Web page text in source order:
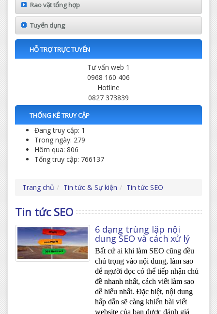
Rao vặt tổng hợp
Tuyển dụng
HỖ TRỢ TRỰC TUYẾN
Tư vấn web 1
0968 160 406
Hotline
0827 373839
THỐNG KÊ TRUY CẬP
Đang truy cập: 1
Trong ngày: 279
Hôm qua: 806
Tổng truy cập: 766137
Trang chủ Tin tức & Sự kiện Tin tức SEO
Tin tức SEO
6 dạng trùng lặp nội
dung SEO và cách xử lý
Bất cứ ai khi làm SEO cũng đều
chú trọng vào nội dung, làm sao
để người đọc có thể tiếp nhận chủ
đề nhanh nhất, cách viết làm sao
dễ hiểu nhất. Đặc biệt, nội dung
hấp dẫn sẽ càng khiến bài viết
website của bạn được đánh giá